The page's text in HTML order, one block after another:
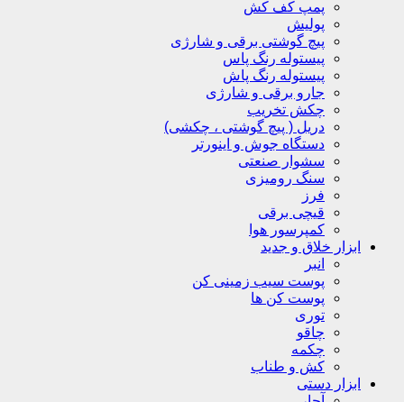
پمپ کف کش
پولیش
پیچ گوشتی برقی و شارژی
پیستوله رنگ پاس
پیستوله رنگ پاش
جارو برقی و شارژی
چکش تخریب
دریل ( پیچ گوشتی ، چکشی)
دستگاه جوش و اینورتر
سشوار صنعتی
سنگ رومیزی
فرز
قیچی برقی
کمپرسور هوا
ابزار خلاق و جدید
انبر
پوست سیب زمینی کن
پوست کن ها
توری
چاقو
چکمه
کش و طناب
ابزار دستی